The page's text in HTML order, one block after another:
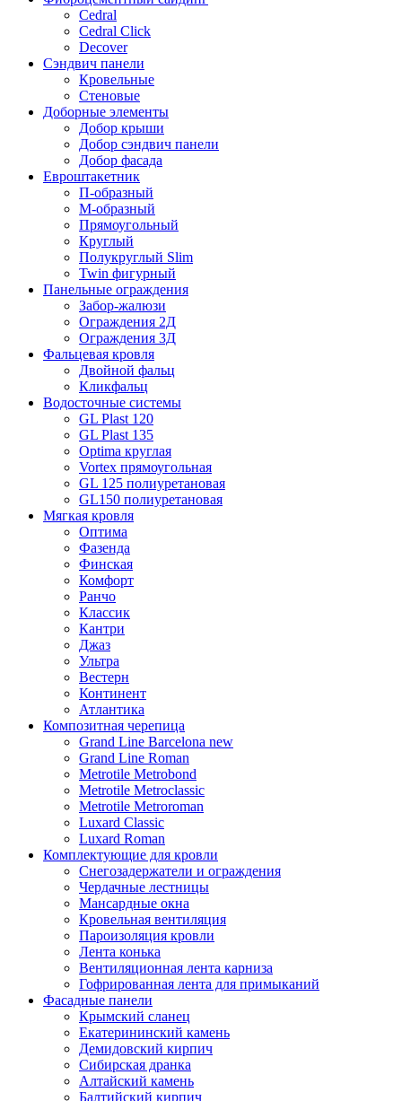
Cedral
Cedral Click
Decover
Сэндвич панели
Кровельные
Стеновые
Доборные элементы
Добор крыши
Добор сэндвич панели
Добор фасада
Евроштакетник
П-образный
М-образный
Прямоугольный
Круглый
Полукруглый Slim
Twin фигурный
Панельные ограждения
Забор-жалюзи
Ограждения 2Д
Ограждения 3Д
Фальцевая кровля
Двойной фальц
Кликфальц
Водосточные системы
GL Plast 120
GL Plast 135
Optima круглая
Vortex прямоугольная
GL 125 полиуретановая
GL150 полиуретановая
Мягкая кровля
Оптима
Фазенда
Финская
Комфорт
Ранчо
Классик
Кантри
Джаз
Ультра
Вестерн
Континент
Атлантика
Композитная черепица
Grand Line Barcelona new
Grand Line Roman
Metrotile Metrobond
Metrotile Metroclassic
Metrotile Metroroman
Luxard Classic
Luxard Roman
Комплектующие для кровли
Снегозадержатели и ограждения
Чердачные лестницы
Мансардные окна
Кровельная вентиляция
Пароизоляция кровли
Лента конька
Вентиляционная лента карниза
Гофрированная лента для примыканий
Фасадные панели
Крымский сланец
Екатерининский камень
Демидовский кирпич
Сибирская дранка
Алтайский камень
Балтийский кирпич